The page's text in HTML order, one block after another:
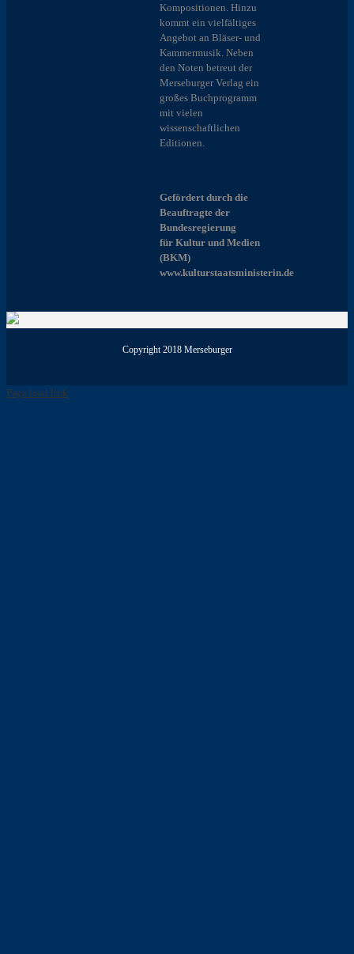
Kompositionen. Hinzu
kommt ein vielfältiges
Angebot an Bläser- und
Kammermusik. Neben
den Noten betreut der
Merseburger Verlag ein
großes Buchprogramm
mit vielen
wissenschaftlichen
Editionen.
Gefördert durch die
Beauftragte der
Bundesregierung
für Kultur und Medien
(BKM)
www.kulturstaatsministerin.de
Copyright 2018 Merseburger
Page load link